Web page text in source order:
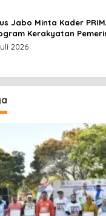
Jabo Minta Kader
Kerakyatan
2026